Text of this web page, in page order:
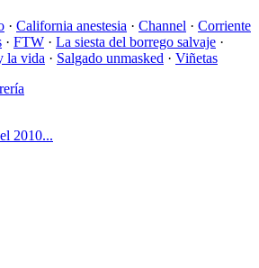
· California anestesia · Channel · Corriente
· FTW · La siesta del borrego salvaje ·
la vida · Salgado unmasked · Viñetas
2010...